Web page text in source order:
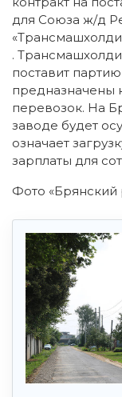
для Союза ж/д
.
поставит
предназначены
перевозок. На
заводе будет
означает
зарплаты для
Фото «Брянский